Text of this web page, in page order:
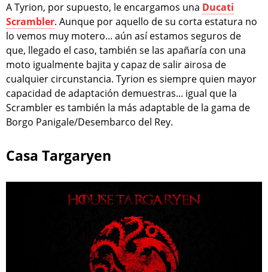
A Tyrion, por supuesto, le encargamos una Ducati
Scrambler. Aunque por aquello de su corta estatura no
lo vemos muy motero... aún así estamos seguros de
que, llegado el caso, también se las apañaría con una
moto igualmente bajita y capaz de salir airosa de
cualquier circunstancia. Tyrion es siempre quien mayor
capacidad de adaptación demuestras... igual que la
Scrambler es también la más adaptable de la gama de
Borgo Panigale/Desembarco del Rey.
Casa Targaryen